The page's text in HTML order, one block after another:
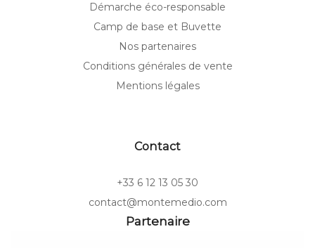
Démarche éco-responsable
Camp de base et Buvette
Nos partenaires
Conditions générales de vente
Mentions légales
Contact
+33 6 12 13 05 30
contact@montemedio.com
Partenaire